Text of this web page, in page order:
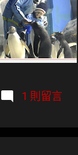
1 則留言